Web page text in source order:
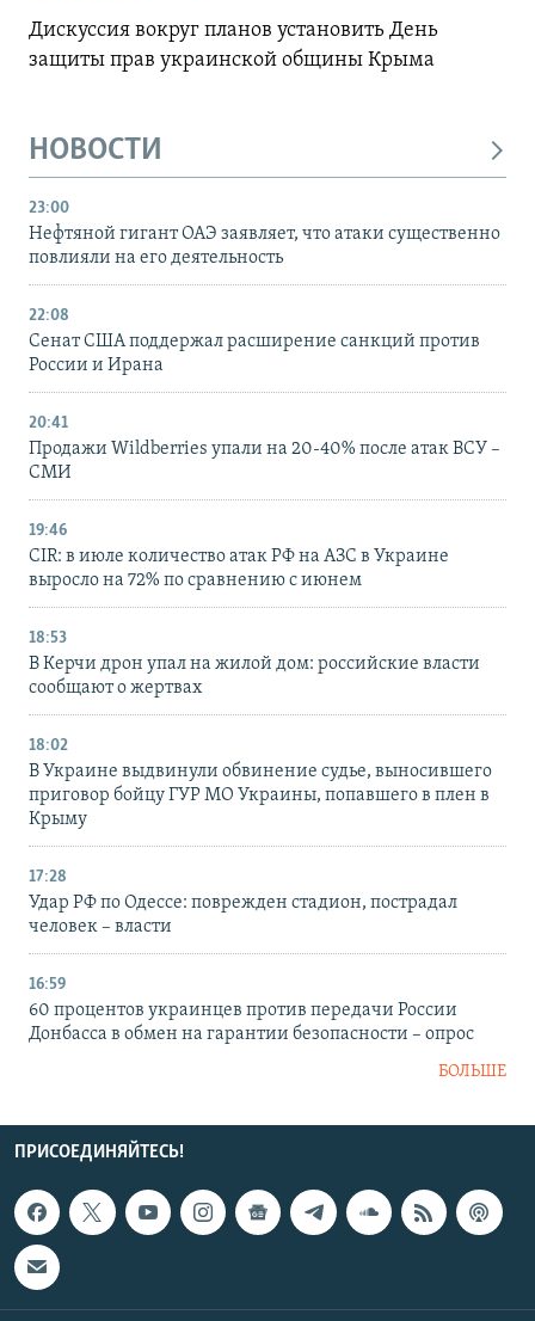
Дискуссия вокруг планов установить День
защиты прав украинской общины Крыма
НОВОСТИ
23:00
Нефтяной гигант ОАЭ заявляет, что атаки существенно
повлияли на его деятельность
22:08
Сенат США поддержал расширение санкций против
России и Ирана
20:41
Продажи Wildberries упали на 20-40% после атак ВСУ –
СМИ
19:46
CIR: в июле количество атак РФ на АЗС в Украине
выросло на 72% по сравнению с июнем
18:53
В Керчи дрон упал на жилой дом: российские власти
сообщают о жертвах
18:02
В Украине выдвинули обвинение судье, выносившего
приговор бойцу ГУР МО Украины, попавшего в плен в
Крыму
17:28
Удар РФ по Одессе: поврежден стадион, пострадал
человек – власти
16:59
60 процентов украинцев против передачи России
Донбасса в обмен на гарантии безопасности – опрос
БОЛЬШЕ
ПРИСОЕДИНЯЙТЕСЬ!